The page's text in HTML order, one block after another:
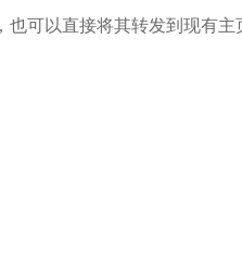
可以直接将其转发到现有主